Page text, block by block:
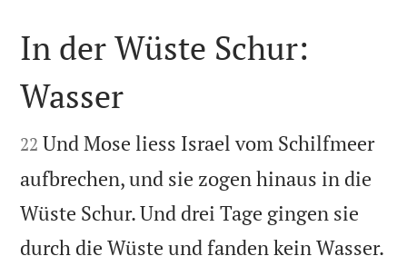

In der Wüste Schur:
Wasser

22 Und Mose liess Israel vom Schilfmeer
aufbrechen, und sie zogen hinaus in die
Wüste Schur. Und drei Tage gingen sie
durch die Wüste und fanden kein Wasser.